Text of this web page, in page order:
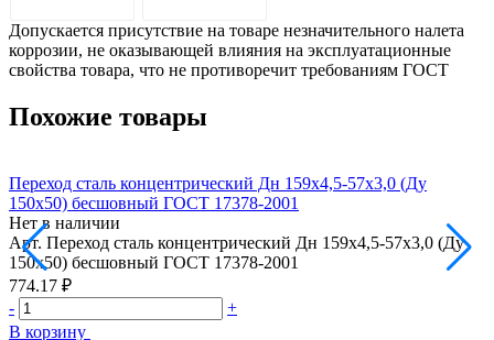
Допускается присутствие на товаре незначительного налета
коррозии, не оказывающей влияния на эксплуатационные
свойства товара, что не противоречит требованиям ГОСТ
Похожие товары
Переход сталь концентрический Дн 159х4,5-57х3,0 (Ду
150х50) бесшовный ГОСТ 17378-2001
Нет в наличии
Арт. Переход сталь концентрический Дн 159х4,5-57х3,0 (Ду
150х50) бесшовный ГОСТ 17378-2001
774.17 ₽
-
+
В корзину